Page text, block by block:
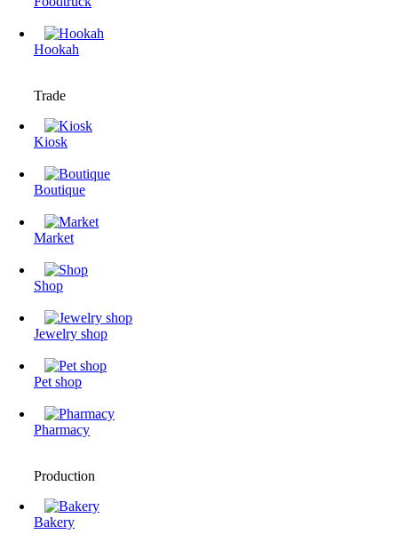
Hookah
Trade
Kiosk
Boutique
Market
Shop
Jewelry shop
Pet shop
Pharmacy
Production
Bakery